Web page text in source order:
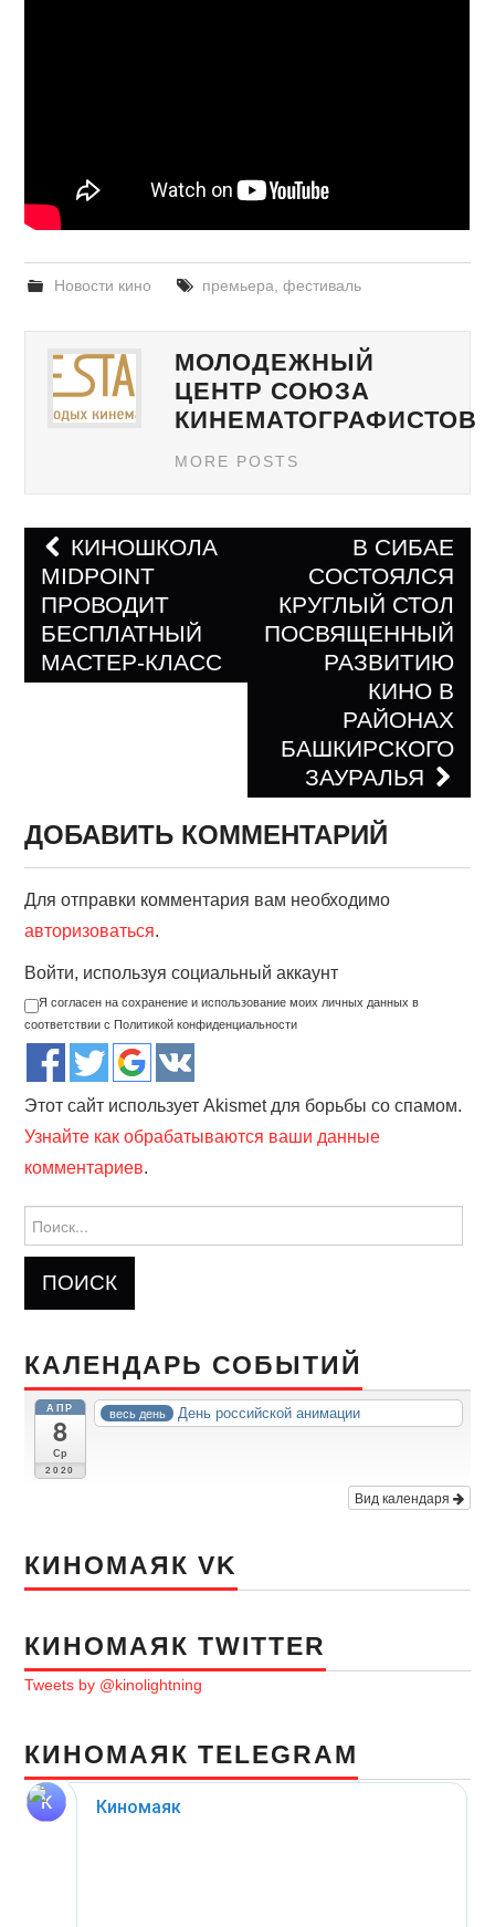
Новости кино премьера фестиваль
МОЛОДЕЖНЫЙ
ЦЕНТР СОЮЗА
КИНЕМАТОГРАФИСТОВ
MORE POSTS
Навигация по записям
КИНОШКОЛА
MIDPOINT
ПРОВОДИТ
БЕСПЛАТНЫЙ
МАСТЕР-КЛАСС
В СИБАЕ
СОСТОЯЛСЯ
КРУГЛЫЙ СТОЛ
ПОСВЯЩЕННЫЙ
РАЗВИТИЮ
КИНО В
РАЙОНАХ
БАШКИРСКОГО
ЗАУРАЛЬЯ
ДОБАВИТЬ КОММЕНТАРИЙ
Для отправки комментария вам необходимо
авторизоваться.
Войти, используя социальный аккаунт
Я согласен на сохранение и использование моих личных данных в
соответствии с Политикой конфиденциальности
Этот сайт использует Akismet для борьбы со спамом.
Узнайте как обрабатываются ваши данные
комментариев.
КАЛЕНДАРЬ СОБЫТИЙ
АПР
8
Ср
2020
весь день День российской анимации
Вид календаря
КИНОМАЯК VK
КИНОМАЯК TWITTER
Tweets by @kinolightning
КИНОМАЯК TELEGRAM